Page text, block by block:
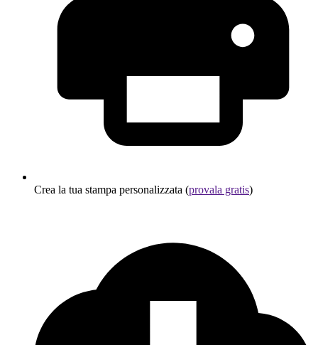
Crea la tua stampa personalizzata (provala gratis)